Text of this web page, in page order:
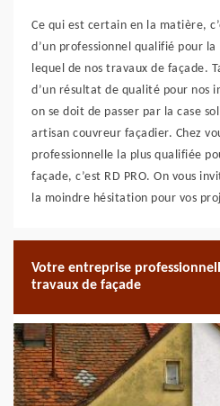
Ce qui est certain en la matière,
d’un professionnel qualifié pour
lequel de nos travaux de façade.
d’un résultat de qualité pour nos
on se doit de passer par la case
artisan couvreur façadier. Chez
professionnelle la plus qualifiée
façade, c’est RD PRO. On vous
la moindre hésitation pour vos
Votre entreprise
travaux de façade